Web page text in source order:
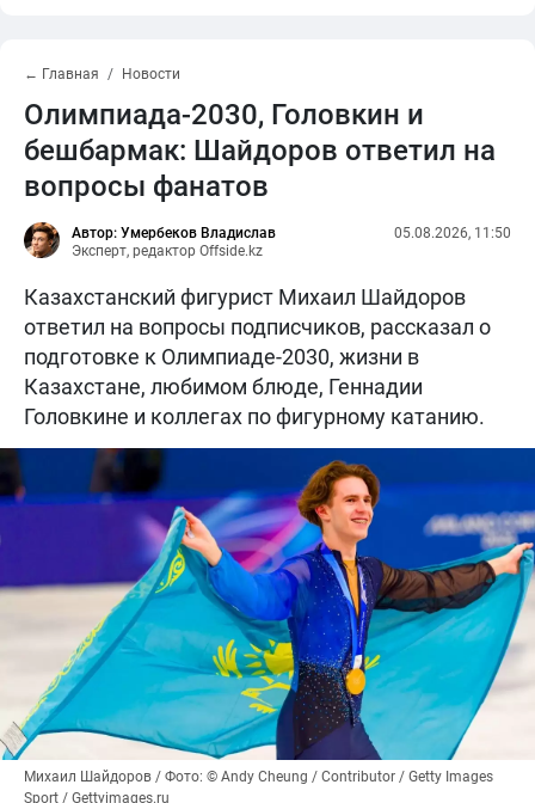
← Главная Новости
Олимпиада-2030, Головкин и
бешбармак: Шайдоров ответил на
вопросы фанатов
Автор: Умербеков Владислав
Эксперт, редактор Offside.kz
05.08.2026, 11:50
Казахстанский фигурист Михаил Шайдоров
ответил на вопросы подписчиков, рассказал о
подготовке к Олимпиаде-2030, жизни в
Казахстане, любимом блюде, Геннадии
Головкине и коллегах по фигурному катанию.
Михаил Шайдоров / Фото: © Andy Cheung / Contributor / Getty Images
Sport / Gettyimages.ru